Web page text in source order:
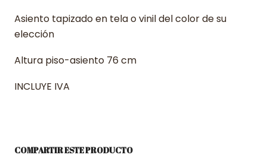
Asiento tapizado en tela o vinil del color de su
elección
Altura piso-asiento 76 cm
INCLUYE IVA
COMPARTIR ESTE PRODUCTO